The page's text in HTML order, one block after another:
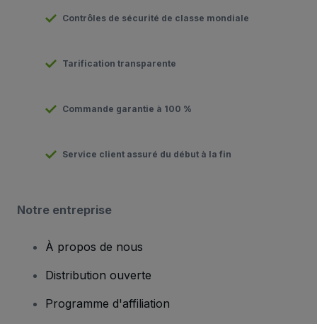
Contrôles de sécurité de classe mondiale
Tarification transparente
Commande garantie à 100 %
Service client assuré du début à la fin
Notre entreprise
À propos de nous
Distribution ouverte
Programme d'affiliation